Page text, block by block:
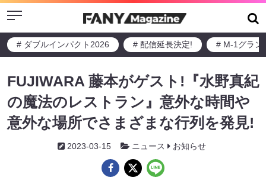
Menu
# ダブルインパクト2026 # 配信延長決定! # M-1グラン
FUJIWARA 藤本がゲスト!『水野真紀
の魔法のレストラン』意外な時間や
意外な場所でさまざまな行列を発見!
2023-03-15 ニュース お知らせ